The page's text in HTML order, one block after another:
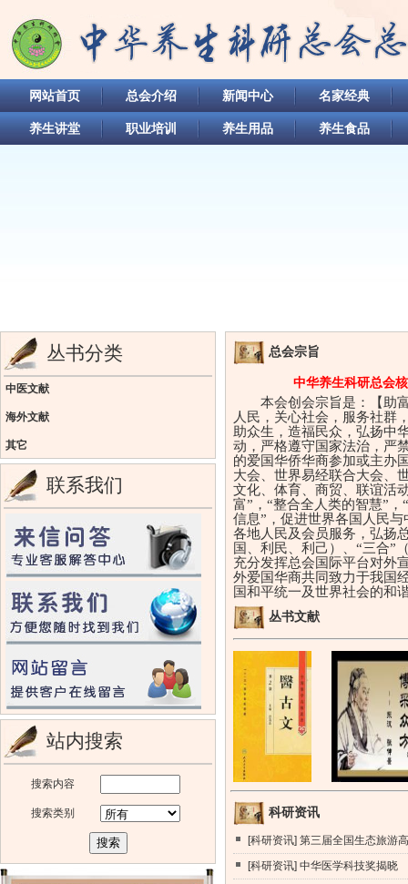
网站首页 总会介绍 新闻中心 名家经典
养生讲堂 职业培训 养生用品 养生食品
丛书分类
中医文献
海外文献
其它
联系我们
站内搜索
搜索内容
搜索类别
总会宗旨
中华养生科研总会
本会创会宗旨是：【助
人民，关心社会，服务社群
助众生，造福民众，弘扬中
动，严格遵守国家法治，严
的爱国华侨华商参加或主办
大会、世界易经联合大会、
文化、体育、商贸、联谊活
富”，“整合全人类的智慧”
信息”，促进世界各国人民
各地人民及会员服务，弘扬
国、利民、利己）、“三合”
充分发挥总会国际平台对外
外爱国华商共同致力于我国
国和平统一及世界社会的和
丛书文献
医古文
科研资讯
[科研资讯] 第三届全国生态旅游
[科研资讯] 中华医学科技奖揭晓